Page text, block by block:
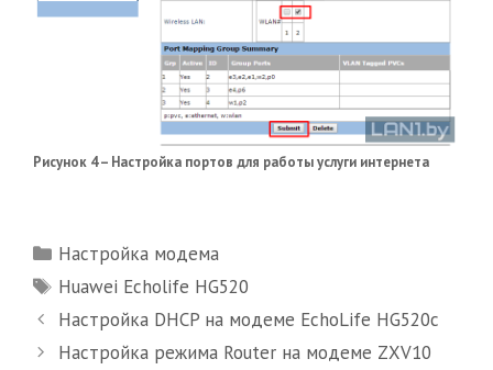
Рисунок 4 – Настройка портов для работы услуги интернета
Рубрики
Настройка модема
Метки
Huawei Echolife HG520
Настройка DHCP на модеме EchoLife HG520c
Настройка режима Router на модеме ZXV10